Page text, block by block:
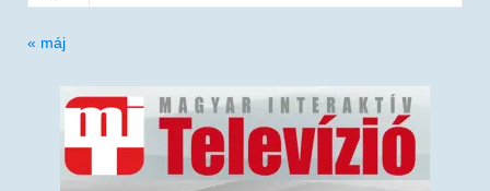
« máj